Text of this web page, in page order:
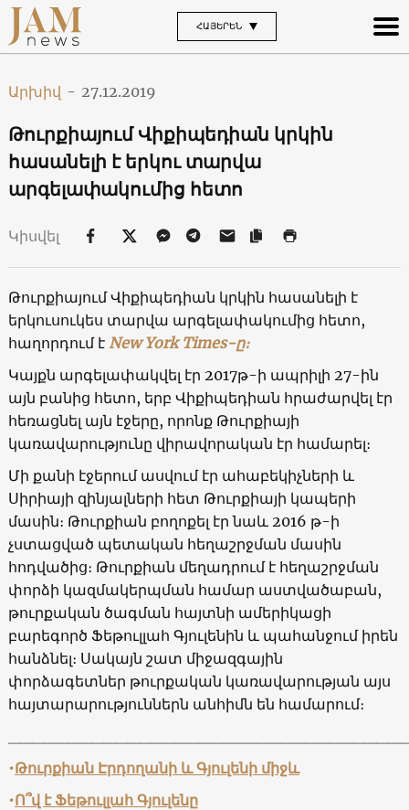
ՀԱՅԵՐԵՆ
Արխիվ - 27.12.2019
Թուրքիայում Վիքիպեդիան կրկին
հասանելի է երկու տարվա
արգելափակումից հետո
Կիսվել
Թուրքիայում Վիքիպեդիան կրկին հասանելի է
երկուսուկես տարվա արգելափակումից հետո,
հաղորդում է New York Times-ը։
Կայքն արգելափակվել էր 2017թ-ի ապրիլի 27-ին
այն բանից հետո, երբ Վիքիպեդիան հրաժարվել էր
հեռացնել այն էջերը, որոնք Թուրքիայի
կառավարությունը վիրավորական էր համարել։
Մի քանի էջերում ասվում էր ահաբեկիչների և
Սիրիայի զինյալների հետ Թուրքիայի կապերի
մասին։ Թուրքիան բողոքել էր նաև 2016 թ-ի
չստացված պետական հեղաշրջման մասին
հոդվածից։ Թուրքիան մեղադրում է հեղաշրջման
փորձի կազմակերպման համար աստվածաբան,
թուրքական ծագման հայտնի ամերիկացի
բարեգործ Ֆեթուլլահ Գյուլենին և պահանջում իրեն
հանձնել։ Սակայն շատ միջազգային
փորձագետներ թուրքական կառավարության այս
հայտարարություններն անհիմն են համարում։
•Թուրքիան Էրդողանի և Գյուլենի միջև
•Ո՞վ է Ֆեթուլլահ Գյուլենը